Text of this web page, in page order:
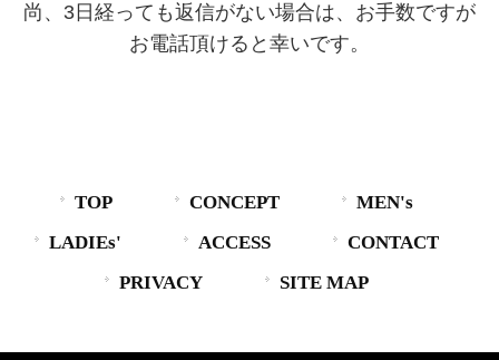
尚、3日経っても返信がない場合は、お手数ですが
お電話頂けると幸いです。
TOP CONCEPT
MEN's
LADIEs'
ACCESS
CONTACT
PRIVACY
SITE MAP